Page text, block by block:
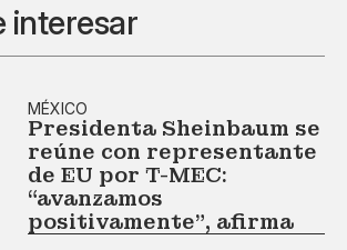
interesar
MÉXICO
Presidenta Sheinbaum se
reúne con representante
de EU por T-MEC:
“avanzamos
positivamente”, afirma